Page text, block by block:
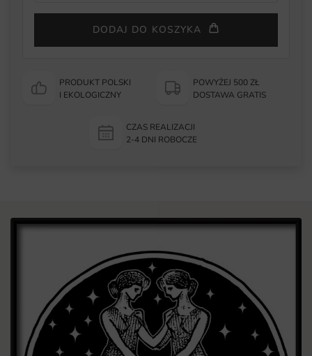
DODAJ DO KOSZYKA
PRODUKT POLSKI
I EKOLOGICZNY
POWYŻEJ 500 ZŁ
DOSTAWA GRATIS
CZAS REALIZACJI
2-4 DNI ROBOCZE